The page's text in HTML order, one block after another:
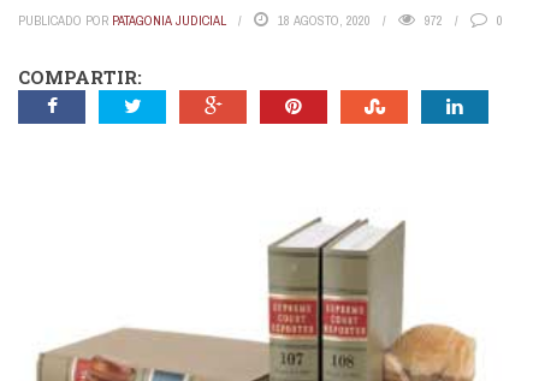
PUBLICADO POR PATAGONIA JUDICIAL 18 AGOSTO, 2020 972 0
COMPARTIR: